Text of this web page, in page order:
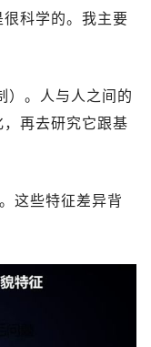
科学的。我主要
。人与人之间的
再去研究它跟基
这些特征差异背